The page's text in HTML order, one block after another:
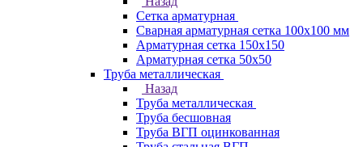
Сетка арматурная
Сварная арматурная сетка 100х100 мм
Арматурная сетка 150х150
Арматурная сетка 50х50
Труба металлическая
Назад
Труба металлическая
Труба бесшовная
Труба ВГП оцинкованная